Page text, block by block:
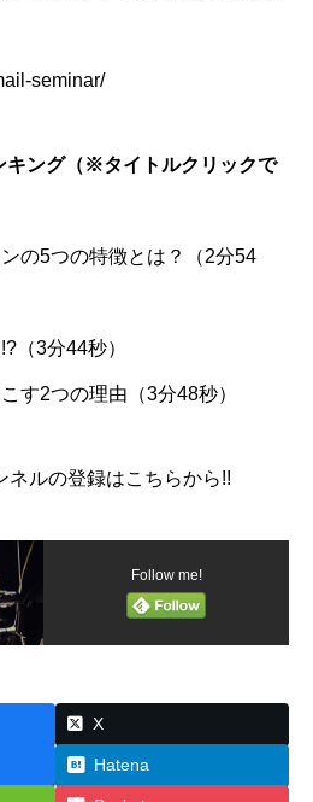
seminar/
キング（※タイトルクリックで
の5つの特徴とは？（2分54
（3分44秒）
す2つの理由（3分48秒）
ルの登録はこちらから!!
Follow me!
X
Hatena